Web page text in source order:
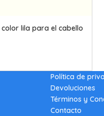
lila para el cabello
Política de
Devoluciones
Términos y
Contacto